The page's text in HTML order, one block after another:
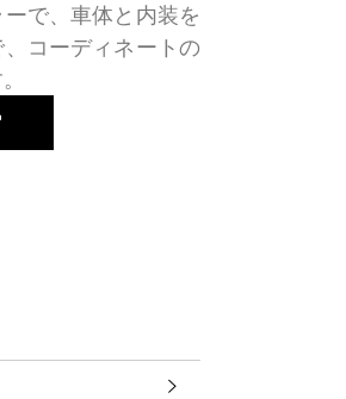
で、車体と内装を
コーディネートの